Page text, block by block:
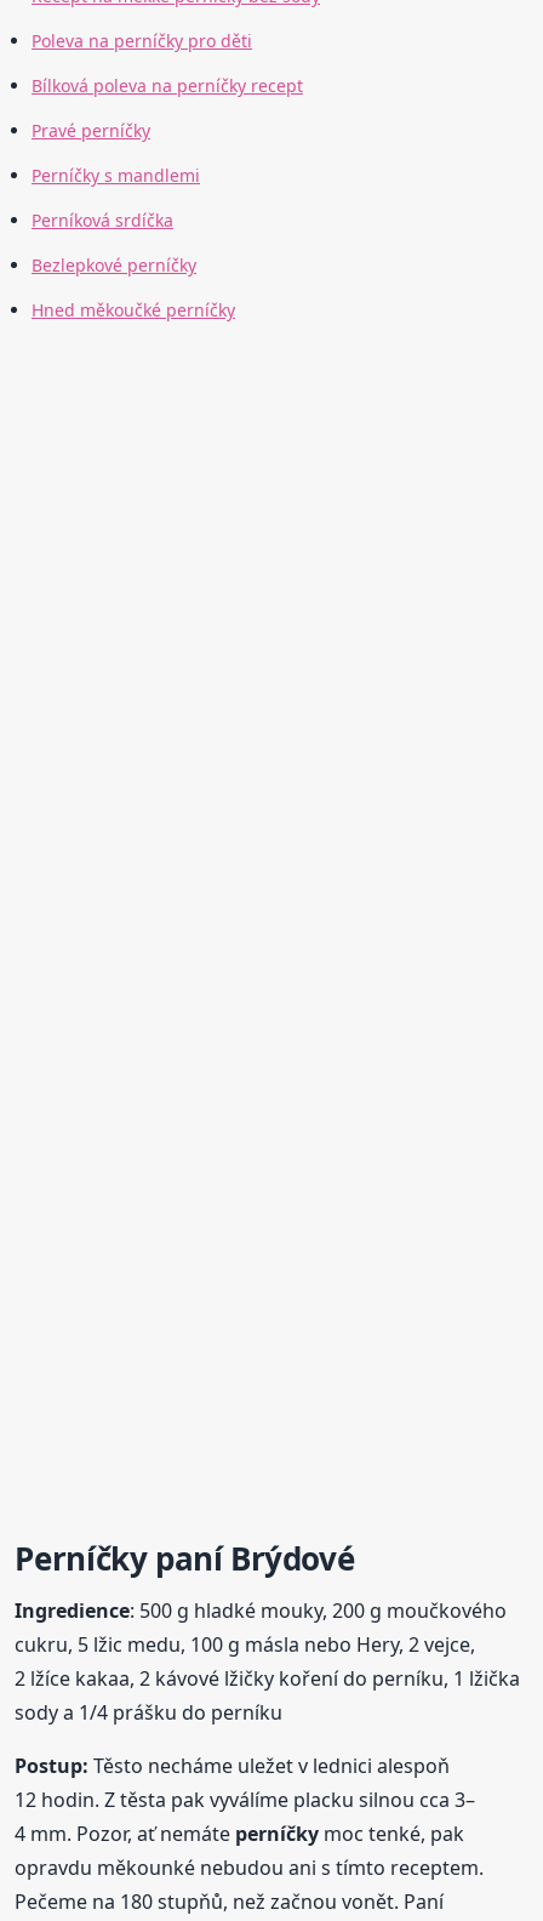
Poleva na perníčky pro děti
Bílková poleva na perníčky recept
Pravé perníčky
Perníčky s mandlemi
Perníková srdíčka
Bezlepkové perníčky
Hned měkoučké perníčky
Perníčkypaní Brýdové
Ingredience: 500 g hladké mouky, 200 g moučkového
cukru, 5 lžic medu, 100 g másla nebo Hery, 2 vejce,
2 lžíce kakaa, 2 kávové lžičky koření do perníku, 1 lžička
sody a 1/4 prášku do perníku
Postup: Těsto necháme uležet v lednici alespoň
12 hodin. Z těsta pak vyválíme placku silnou cca 3–
4 mm. Pozor, ať nemáte perníčky moc tenké, pak
opravdu měkounké nebudou ani s tímto receptem.
Pečeme na 180 stupňů, než začnou vonět. Paní